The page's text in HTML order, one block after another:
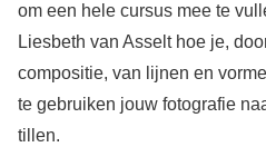
om een hele cursus mee te
Liesbeth van Asselt hoe je,
compositie, van lijnen en
te gebruiken jouw fotografie
tillen.